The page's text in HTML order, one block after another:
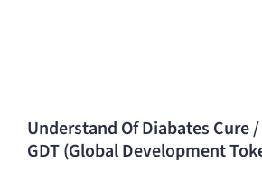
Understand Of Diabates Cure
GDT (Global Development